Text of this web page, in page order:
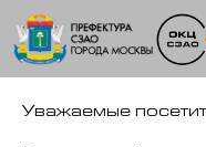
Уважаемые